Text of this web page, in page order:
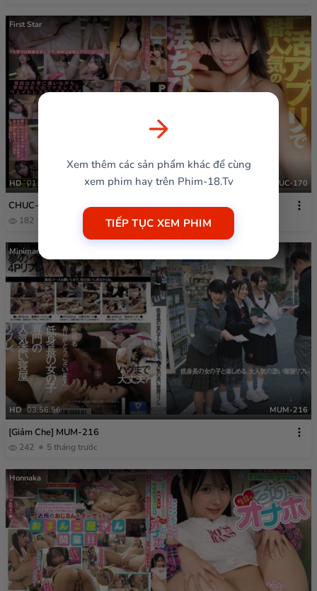
First Star
HD 01:08:02 CHUC-170
CHUC-170
182
Minimamu
HD 03:56:56 MUM-216
[Giảm Che] MUM-216
242 5 tháng trước
Honnaka
Xem thêm các sản phẩm khác để cùng
xem phim hay trên Phim-18.Tv
TIẾP TỤC XEM PHIM